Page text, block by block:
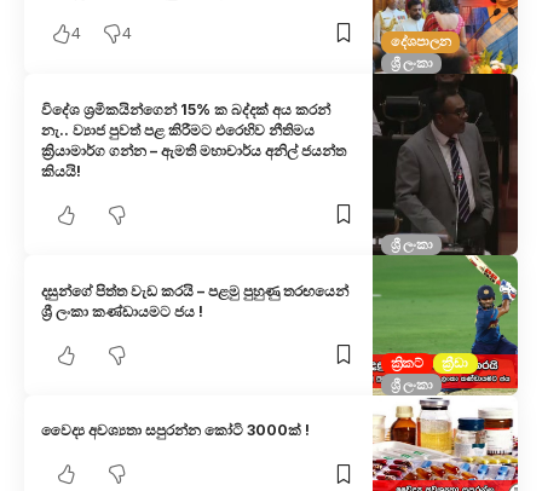
දේශපාලන
ශ්‍රී ලංකා
4 4
ශ්‍රී ලංකා
විදේශ ශ්‍රමිකයින්ගෙන් 15% ක බද්දක් අය කරන්
නැ.. ව්‍යාජ පුවත් පළ කිරීමට එරෙහිව නීතිමය
ක්‍රියාමාර්ග ගන්න – ඇමති මහාචාර්ය අනිල් ජයන්ත
කියයි!
ක්‍රිකට්
ක්‍රීඩා
ශ්‍රී ලංකා
දසුන්ගේ පිත්ත වැඩ කරයි – පළමු පුහුණු තරඟයෙන්
ශ්‍රී ලංකා කණ්ඩායමට ජය !
වෛද්‍ය අවශ්‍යතා සපුරන්න කෝටි 3000ක් !